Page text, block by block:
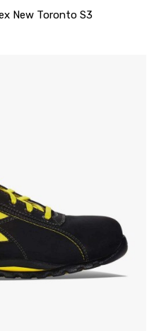
New Toronto S3